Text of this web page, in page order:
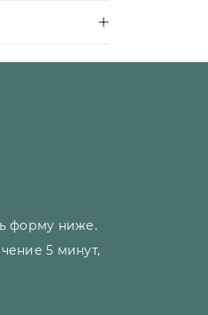
форму ниже.
5 минут,